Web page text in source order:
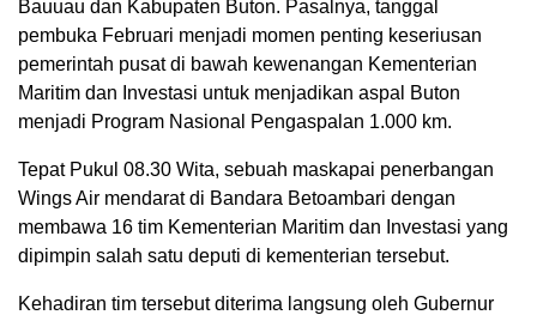
Bauuau dan Kabupaten Buton. Pasalnya, tanggal
pembuka Februari menjadi momen penting keseriusan
pemerintah pusat di bawah kewenangan Kementerian
Maritim dan Investasi untuk menjadikan aspal Buton
menjadi Program Nasional Pengaspalan 1.000 km.
Tepat Pukul 08.30 Wita, sebuah maskapai penerbangan
Wings Air mendarat di Bandara Betoambari dengan
membawa 16 tim Kementerian Maritim dan Investasi yang
dipimpin salah satu deputi di kementerian tersebut.
Kehadiran tim tersebut diterima langsung oleh Gubernur